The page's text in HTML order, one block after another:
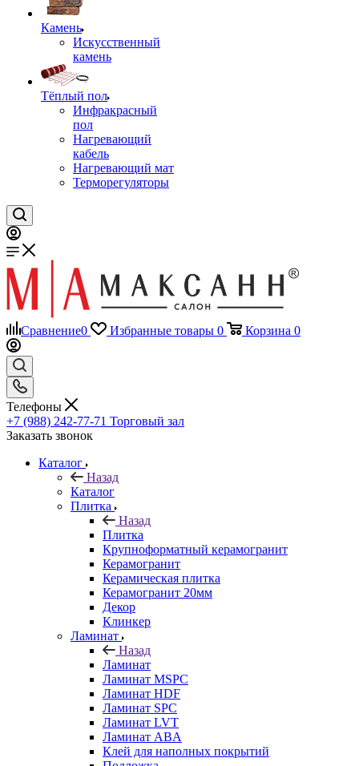
Камень
Искусственный
камень
Тёплый пол
Инфракрасный
пол
Нагревающий
кабель
Нагревающий мат
Терморегуляторы
Сравнение0 Избранные товары 0 Корзина 0
Телефоны
+7 (988) 242-77-71 Торговый зал
Заказать звонок
Каталог
Назад
Каталог
Плитка
Назад
Плитка
Крупноформатный керамогранит
Керамогранит
Керамическая плитка
Керамогранит 20мм
Декор
Клинкер
Ламинат
Назад
Ламинат
Ламинат MSPC
Ламинат HDF
Ламинат SPC
Ламинат LVT
Ламинат ABA
Клей для наполных покрытий